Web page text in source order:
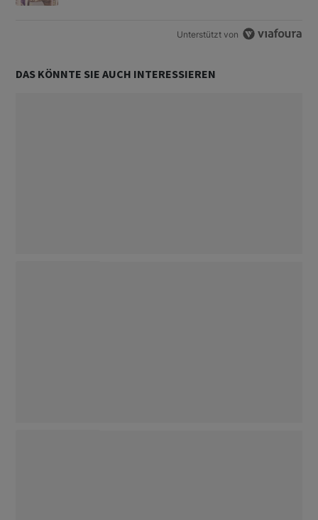
Unterstützt von
DAS KÖNNTE SIE AUCH INTERESSIEREN